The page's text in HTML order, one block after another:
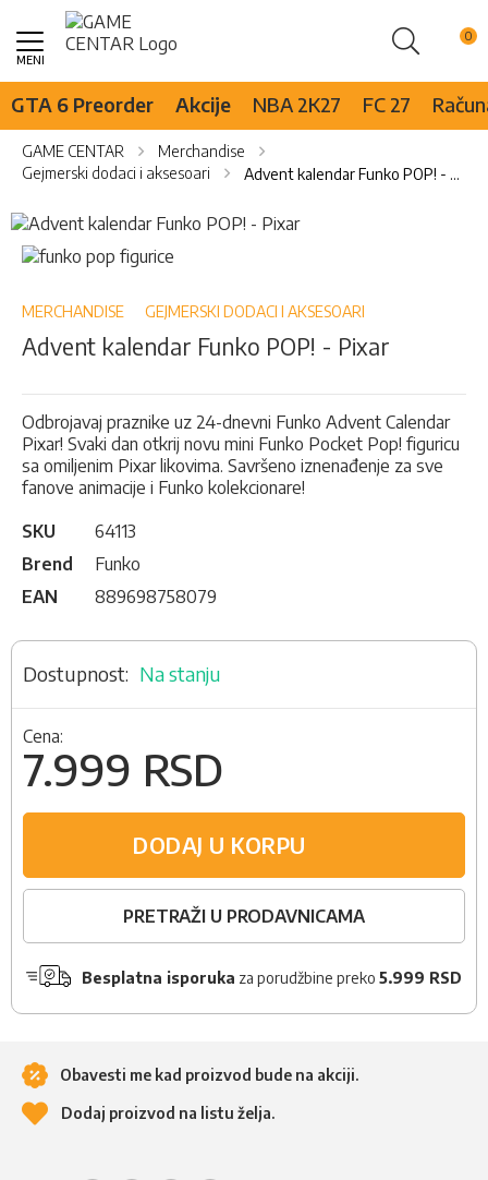
Pretraži
Skip
Content
GTA 6 Preorder Akcije NBA 2K27 FC 27
GAME CENTAR
Merchandise
Gejmerski dodaci i aksesoari
Advent kalendar Funko POP! - Pixar
Skip
to
the
of
images
Skip
to
beginning
the
gallery
MERCHANDISE GEJMERSKI DODACI I AKSESOARI
Advent kalendar Funko POP! - Pixar
Odbrojavaj praznike uz 24-dnevni Funko Advent Calendar
Pixar! Svaki dan otkrij novu mini Funko Pocket Pop! figuricu
sa omiljenim Pixar likovima. Savršeno iznenađenje za sve
fanove animacije i Funko kolekcionare!
SKU
64113
Brend
Funko
EAN
889698758079
Na stanju
Cena:
7.999 RSD
DODAJ U KORPU
PRETRAŽI U PRODAVNICAMA
Besplatna isporuka za porudžbine preko 5.999 RSD
Obavesti me kad proizvod bude na akciji.
Dodaj proizvod na listu želja.